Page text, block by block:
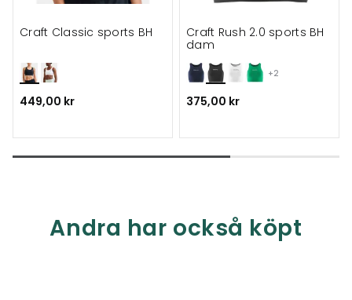
Craft Classic sports BH
449,00 kr
+2
Craft Rush 2.0 sports BH
dam
375,00 kr
Andra har också köpt